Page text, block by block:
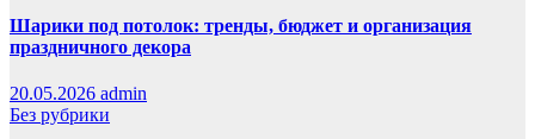
Шарики под потолок: тренды, бюджет и организация
праздничного декора
20.05.2026 admin
Без рубрики